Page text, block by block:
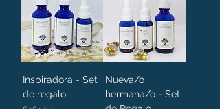
Inspiradora - Set
de regalo
Nueva/o
hermana/o - Set